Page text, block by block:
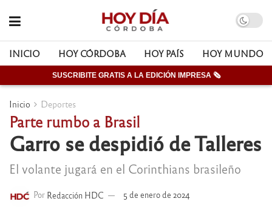
INICIO HOY CÓRDOBA HOY PAÍS HOY MUNDO
SUSCRIBITE GRATIS A LA EDICIÓN IMPRESA 🗞
Inicio Deportes
Parte rumbo a Brasil
Garro se despidió de Talleres
El volante jugará en el Corinthians brasileño
Por Redacción HDC 5 de enero de 2024